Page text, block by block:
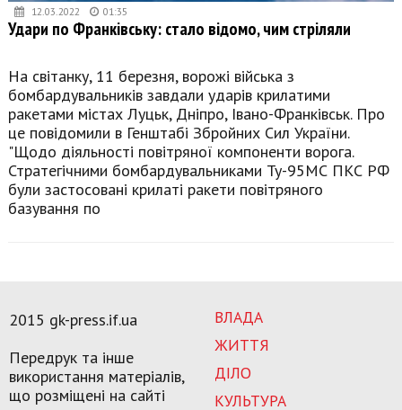
12.03.2022 01:35
Удари по Франківську: стало відомо, чим стріляли
На світанку, 11 березня, ворожі війська з
бомбардувальників завдали ударів крилатими
ракетами містах Луцьк, Дніпро, Івано-Франківськ. Про
це повідомили в Генштабі Збройних Сил України.
"Щодо діяльності повітряної компоненти ворога.
Стратегічними бомбардувальниками Ту-95МС ПКС РФ
були застосовані крилаті ракети повітряного
базування по
ВЛАДА
ЖИТТЯ
ДІЛО
КУЛЬТУРА
2015 gk-press.if.ua
Передрук та інше
використання матеріалів,
що розміщені на сайті